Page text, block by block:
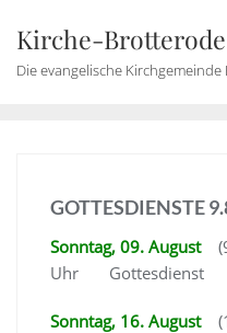
content
Kirche-
Die evangelische
GOTTESDIENSTE
Sonntag, 09. August(9.
Uhr Gottesdienst
Sonntag, 16. August